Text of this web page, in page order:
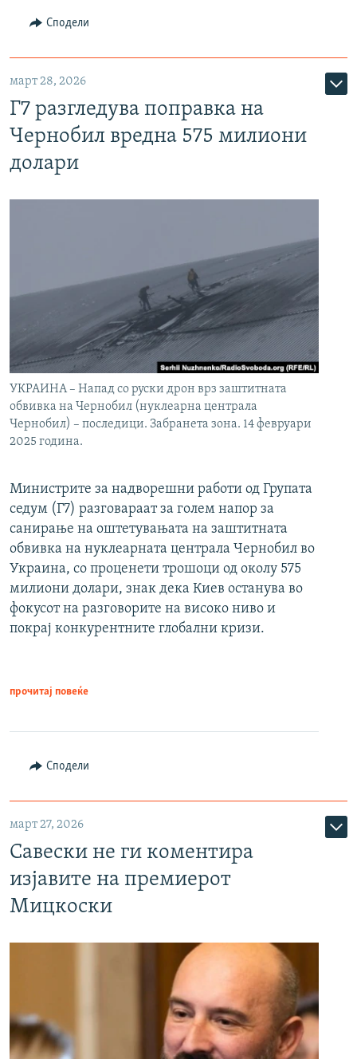
Сподели
март 28, 2026
Г7 разгледува поправка на
Чернобил вредна 575 милиони
долари
УКРАИНА – Напад со руски дрон врз заштитната
обвивка на Чернобил (нуклеарна централа
Чернобил) – последици. Забранета зона. 14 февруари
2025 година.
Министрите за надворешни работи од Групата
седум (Г7) разговараат за голем напор за
санирање на оштетувањата на заштитната
обвивка на нуклеарната централа Чернобил во
Украина, со проценети трошоци од околу 575
милиони долари, знак дека Киев останува во
фокусот на разговорите на високо ниво и
покрај конкурентните глобални кризи.
прочитај повеќе
Сподели
март 27, 2026
Савески не ги коментира
изјавите на премиерот
Мицкоски